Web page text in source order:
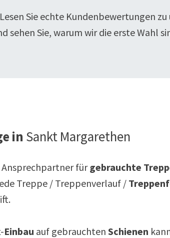
Sie echte Kundenbewertungen
sehen Sie, warum wir die erste Wahl
in Sankt Margarethen
Ansprechpartner fürgebrauchte
Treppe / Treppenverlauf /
Einbau auf gebrauchten Schienen